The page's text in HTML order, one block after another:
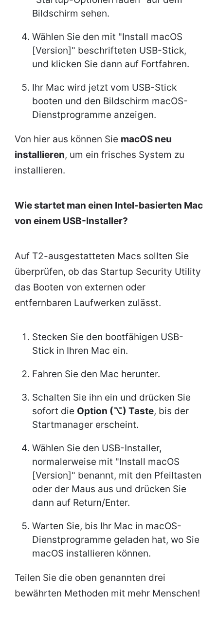
Bildschirm sehen.
Wählen Sie den mit "Install macOS
[Version]" beschrifteten USB-Stick,
und klicken Sie dann auf Fortfahren.
Ihr Mac wird jetzt vom USB-Stick
booten und den Bildschirm macOS-
Dienstprogramme anzeigen.
Von hier aus können Sie macOS neu
installieren, um ein frisches System zu
installieren.
Wie startet man einen Intel-basierten Mac
von einem USB-Installer?
Auf T2-ausgestatteten Macs sollten Sie
überprüfen, ob das Startup Security Utility
das Booten von externen oder
entfernbaren Laufwerken zulässt.
Stecken Sie den bootfähigen USB-
Stick in Ihren Mac ein.
Fahren Sie den Mac herunter.
Schalten Sie ihn ein und drücken Sie
sofort die Option (⌥) Taste, bis der
Startmanager erscheint.
Wählen Sie den USB-Installer,
normalerweise mit "Install macOS
[Version]" benannt, mit den Pfeiltasten
oder der Maus aus und drücken Sie
dann auf Return/Enter.
Warten Sie, bis Ihr Mac in macOS-
Dienstprogramme geladen hat, wo Sie
macOS installieren können.
Teilen Sie die oben genannten drei
bewährten Methoden mit mehr Menschen!